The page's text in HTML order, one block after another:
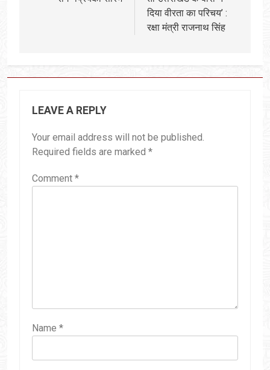
दिया वीरता का परिचय’ :
रक्षा मंत्री राजनाथ सिंह
LEAVE A REPLY
Your email address will not be published.
Required fields are marked *
Comment *
Name *